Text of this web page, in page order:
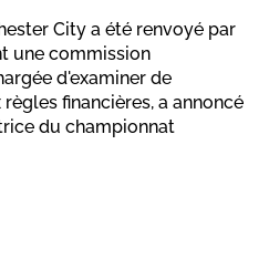
City a été renvoyé par
une commission
d'examiner de
financières, a annoncé
du championnat